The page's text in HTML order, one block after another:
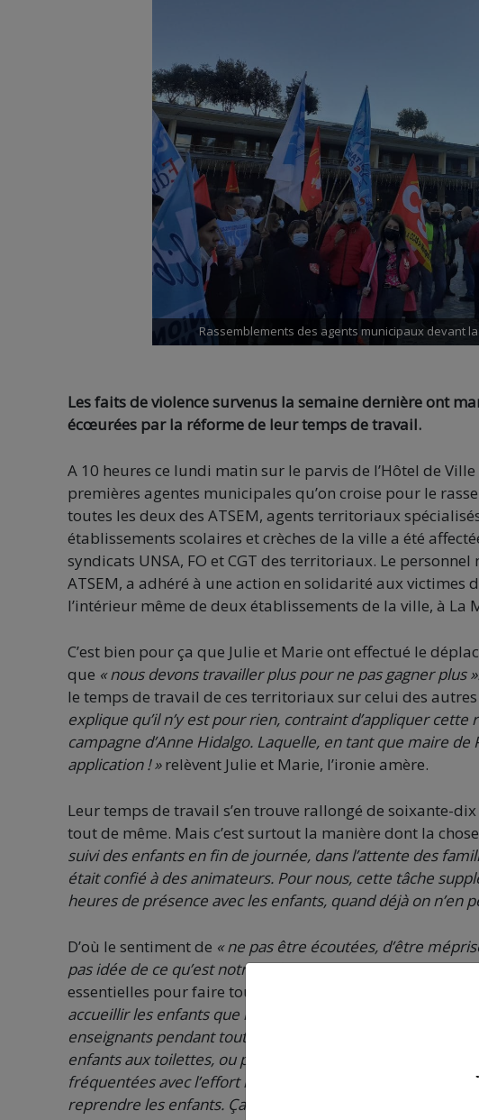
Rassemblements des agents municipaux devant
Les faits de violence survenus la semaine dernière ont
écœurées par la réforme de leur temps de travail.
A 10 heures ce lundi matin sur le parvis de l’Hôtel de
premières agentes municipales qu’on croise pour le
toutes les deux des ATSEM, agents territoriaux
établissements scolaires et crèches de la ville a été
syndicats UNSA, FO et CGT des territoriaux. Le
ATSEM, a adhéré à une action en solidarité aux victimes
l’intérieur même de deux établissements de la ville, à La
C’est bien pour ça que Julie et Marie ont effectué le
que « nous devons travailler plus pour ne pas gagner plus
le temps de travail de ces territoriaux sur celui des
explique qu’il n’y est pour rien, contraint d’appliquer
campagne d’Anne Hidalgo. Laquelle, en tant que maire
application ! »relèvent Julie et Marie, l’ironie amère.
Leur temps de travail s’en trouve rallongé de soixante-
tout de même. Mais c’est surtout la manière dont la
suivi des enfants en fin de journée, dans l’attente des
était confié à des animateurs. Pour nous, cette tâche
heures de présence avec les enfants, quand déjà on n’en
D’où le sentiment de « ne pas être écoutées, d’être
pas idée de ce qu’est notre métier ».Les ATSEM, en
essentielles pour faire tourner le système, mais aussi des
accueillir les enfants que nous confient les familles. Puis
enseignants pendant tout le temps pédagogique, nous
enfants aux toilettes, ou pour se rhabiller, etc. Puis il y a le
fréquentées avec l’effort municipal sur les tarifs, et les
reprendre les enfants. Ça continue l’après-midi, avec les